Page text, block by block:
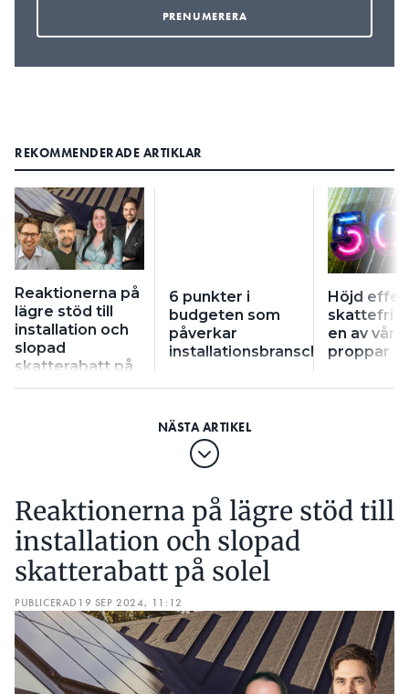
REKOMMENDERADE ARTIKLAR
Reaktionerna på
lägre stöd till
installation och
slopad
skatterabatt på
solel
6 punkter i
budgeten som
påverkar
installationsbranschen
Höjd
skattefri
en av
proppar
Reaktionerna på lägre stöd till
installation och slopad
skatterabatt på solel
PUBLICERAD 19 SEP 2024, 11:12